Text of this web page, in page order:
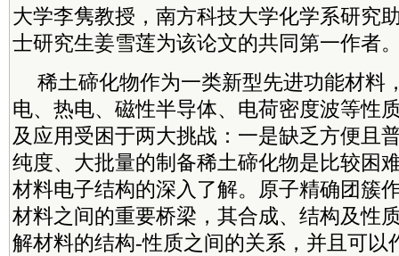
大学李隽教授，南方科技大学化学系研究
士研究生姜雪莲为该论文的共同第一作者
稀土碲化物作为一类新型先进功能材料
电、热电、磁性半导体、电荷密度波等性
及应用受困于两大挑战：一是缺乏方便且
纯度、大批量的制备稀土碲化物是比较困
材料电子结构的深入了解。原子精确团簇
材料之间的重要桥梁，其合成、结构及性
解材料的结构-性质之间的关系，并且可以